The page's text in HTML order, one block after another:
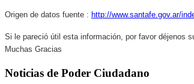
Origen de datos fuente : http://www.santafe.gov.ar/
Si le pareció útil esta información, por favor déjenos
Muchas Gracias
Noticias de Poder Ciudadano